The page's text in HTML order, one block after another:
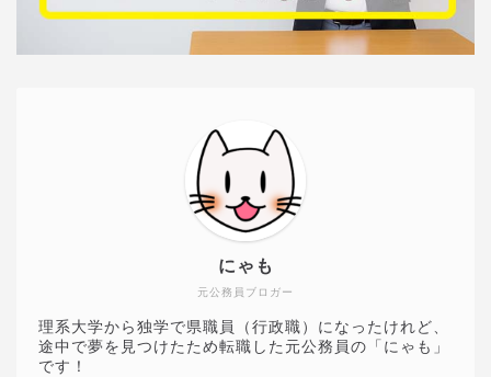
元公務員ブロガー
にゃも
理系大学から独学で県職員（行政職）になったけれど、
途中で夢を見つけたため転職した元公務員の「にゃも」
です！